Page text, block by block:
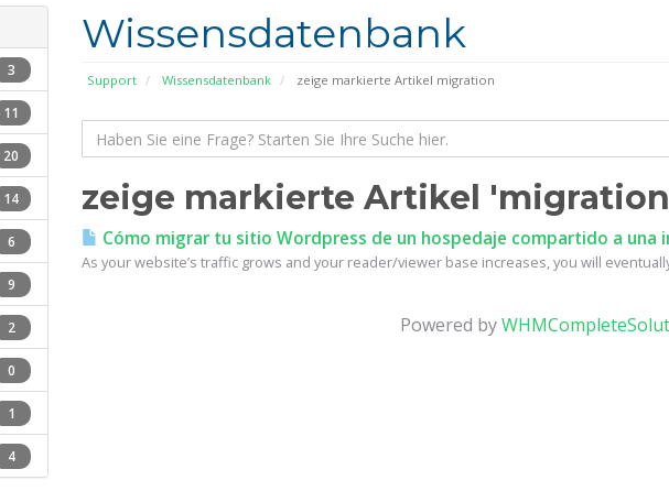
Wissensdatenbank
Support Wissensdatenbank zeige markierte Artikel migration
3
11
20
14
6
9
2
0
1
4
zeige markierte Artikel
Cómo migrar tu sitio Wordpress de un hospedaje compartido a una
As your website’s traffic grows and your reader/viewer base increases, you will
Powered by